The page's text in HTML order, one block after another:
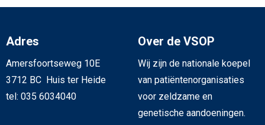
Adres
Amersfoortseweg 10E
3712 BC Huis ter Heide
tel: 035 6034040
Over de VSOP
Wij zijn de nationale koepel
van patiëntenorganisaties
voor zeldzame en
genetische aandoeningen.